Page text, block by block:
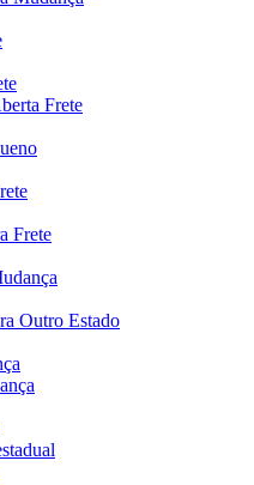
Frete
Frete
Outro Estado